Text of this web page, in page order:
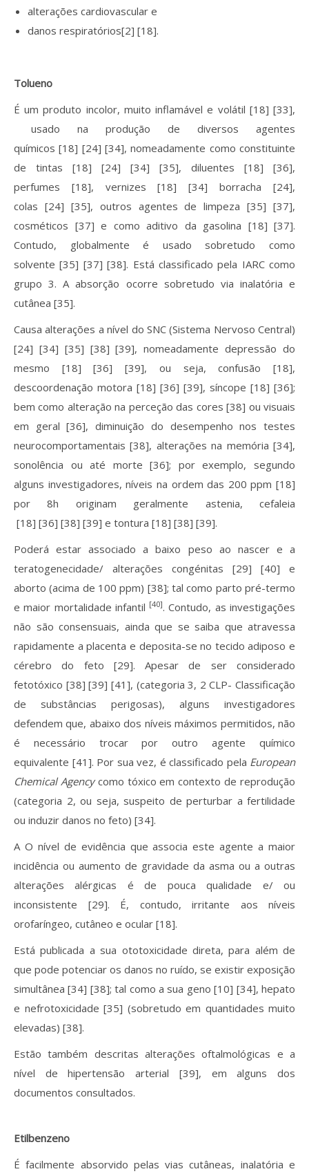
alterações cardiovascular e
danos respiratórios[2] [18].
Tolueno
É um produto incolor, muito inflamável e volátil [18] [33],
usado na produção de diversos agentes
químicos [18] [24] [34], nomeadamente como constituinte
de tintas [18] [24] [34] [35], diluentes [18] [36],
perfumes [18], vernizes [18] [34] borracha [24],
colas [24] [35], outros agentes de limpeza [35] [37],
cosméticos [37] e como aditivo da gasolina [18] [37].
Contudo, globalmente é usado sobretudo como
solvente [35] [37] [38]. Está classificado pela IARC como
grupo 3. A absorção ocorre sobretudo via inalatória e
cutânea [35].
Causa alterações a nível do SNC (Sistema Nervoso Central)
[24] [34] [35] [38] [39], nomeadamente depressão do
mesmo [18] [36] [39], ou seja, confusão [18],
descoordenação motora [18] [36] [39], síncope [18] [36];
bem como alteração na perceção das cores [38] ou visuais
em geral [36], diminuição do desempenho nos testes
neurocomportamentais [38], alterações na memória [34],
sonolência ou até morte [36]; por exemplo, segundo
alguns investigadores, níveis na ordem das 200 ppm [18]
por 8h originam geralmente astenia, cefaleia
[18] [36] [38] [39] e tontura [18] [38] [39].
Poderá estar associado a baixo peso ao nascer e a
teratogenecidade/ alterações congénitas [29] [40] e
aborto (acima de 100 ppm) [38]; tal como parto pré-termo
e maior mortalidade infantil [40]. Contudo, as investigações
não são consensuais, ainda que se saiba que atravessa
rapidamente a placenta e deposita-se no tecido adiposo e
cérebro do feto [29]. Apesar de ser considerado
fetotóxico [38] [39] [41], (categoria 3, 2 CLP- Classificação
de substâncias perigosas), alguns investigadores
defendem que, abaixo dos níveis máximos permitidos, não
é necessário trocar por outro agente químico
equivalente [41]. Por sua vez, é classificado pela European
Chemical Agencycomo tóxico em contexto de reprodução
(categoria 2, ou seja, suspeito de perturbar a fertilidade
ou induzir danos no feto) [34].
A O nível de evidência que associa este agente a maior
incidência ou aumento de gravidade da asma ou a outras
alterações alérgicas é de pouca qualidade e/ ou
inconsistente [29]. É, contudo, irritante aos níveis
orofaríngeo, cutâneo e ocular [18].
Está publicada a sua ototoxicidade direta, para além de
que pode potenciar os danos no ruído, se existir exposição
simultânea [34] [38]; tal como a sua geno [10] [34], hepato
e nefrotoxicidade [35] (sobretudo em quantidades muito
elevadas) [38].
Estão também descritas alterações oftalmológicas e a
nível de hipertensão arterial [39], em alguns dos
documentos consultados.
Etilbenzeno
É facilmente absorvido pelas vias cutâneas, inalatória e